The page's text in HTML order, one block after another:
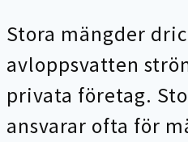
Stora mängder
avloppsvatten
privata företag.
ansvarar ofta för